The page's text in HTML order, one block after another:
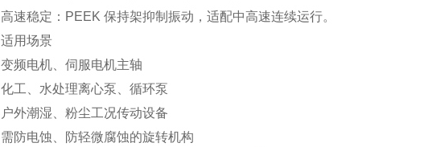
高速稳定：PEEK 保持架抑制振动，适配中高速连续运行。
适用场景
变频电机、伺服电机主轴
化工、水处理离心泵、循环泵
户外潮湿、粉尘工况传动设备
需防电蚀、防轻微腐蚀的旋转机构